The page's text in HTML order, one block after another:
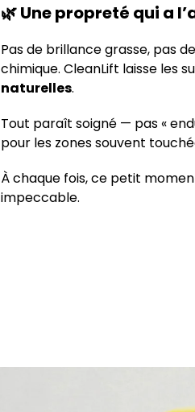
🌿 Une propreté qui a
Pas de brillance grasse, pas
chimique. CleanLift laisse les
naturelles.
Tout paraît soigné — pas «
pour les zones souvent
À chaque fois, ce petit
impeccable.